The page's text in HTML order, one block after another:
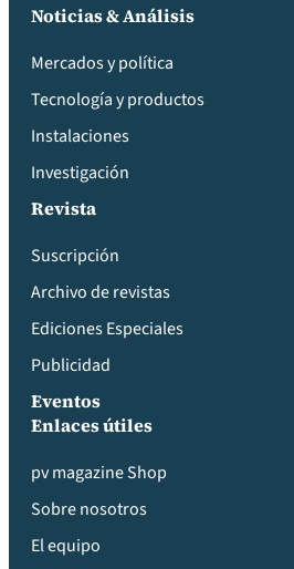
Noticias & Análisis
Mercados y política
Tecnología y productos
Instalaciones
Investigación
Revista
Suscripción
Archivo de revistas
Ediciones Especiales
Publicidad
Eventos
Enlaces útiles
pv magazine Shop
Sobre nosotros
El equipo